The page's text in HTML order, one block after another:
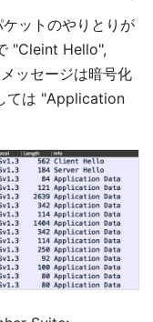
ットのやりとりが
"Cleint Hello",
ッセージは暗号化
ては "Application